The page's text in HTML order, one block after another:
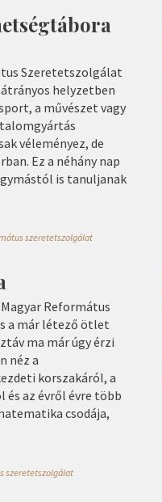
Szeretetszolgálat
helyzetben
a művészet vagy
véleményez, de
Ez a néhány nap
is tanuljanak
szeretetszolgálat
Református
a már létező ötlet
ma már úgy érzi
néz a
korszakáról, a
az évről évre több
csodája,
szeretetszolgálat